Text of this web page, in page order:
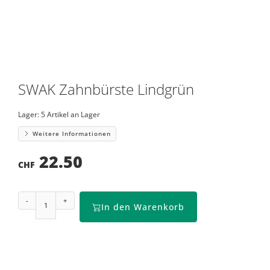
SWAK Zahnbürste Lindgrün
Lager:5 Artikel an Lager
Weitere Informationen
CHF 22.50
- +
In den Warenkorb